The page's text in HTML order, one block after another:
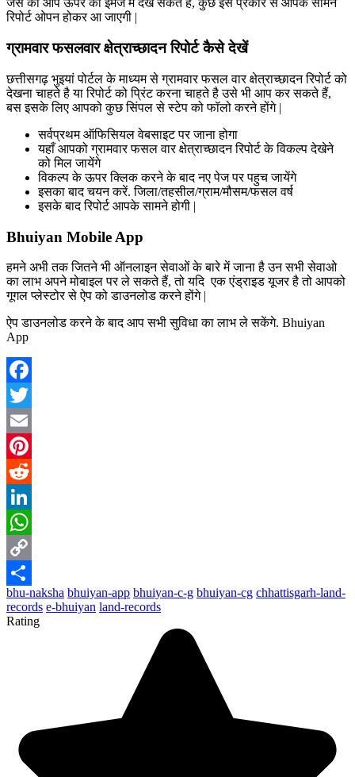
जैसे की आप ऊपर की इमेज में देख सकते हैं, कुछ इस प्रकार से आपके सामने
रिपोर्ट ओपन होकर आ जाएगी |
ग्रामवार फसलवार क्षेत्राच्छादन रिपोर्ट कैसे देखें
छत्तीसगढ़ भुइयां पोर्टल के माध्यम से ग्रामवार फसल वार क्षेत्राच्छादन रिपोर्ट को
देखना चाहते है या रिपोर्ट को प्रिंट करना चाहते है उसे भी आप कर सकते हैं,
बस इसके लिए आपको कुछ सिंपल से स्टेप को फॉलो करने होंगे |
सर्वप्रथम ऑफिसियल वेबसाइट पर जाना होगा
यहाँ आपको ग्रामवार फसल वार क्षेत्राच्छादन रिपोर्ट के विकल्प देखेने
को मिल जायेंगे
विकल्प के ऊपर क्लिक करने के बाद नए पेज पर पहुच जायेंगे
इसका बाद चयन करें. जिला/तहसील/ग्राम/मौसम/फसल वर्ष
इसके बाद रिपोर्ट आपके सामने होगी |
Bhuiyan Mobile App
हमने अभी तक जितने भी ऑनलाइन सेवाओं के बारे में जाना है उन सभी सेवाओ
का लाभ अपने मोबाइल पर ले सकते हैं, तो यदि एक एंड्राइड यूजर है तो आपको
गूगल प्लेस्टोर से ऐप को डाउनलोड करने होंगे |
ऐप डाउनलोड करने के बाद आप सभी सुविधा का लाभ ले सकेंगे. Bhuiyan
App
Facebook
Twitter
Email
Pinterest
Reddit
LinkedIn
WhatsApp
Copy
Link
Share
bhu-naksha bhuiyan-app bhuiyan-c-g bhuiyan-cg chhattisgarh-land-
records e-bhuiyan land-records
Rating